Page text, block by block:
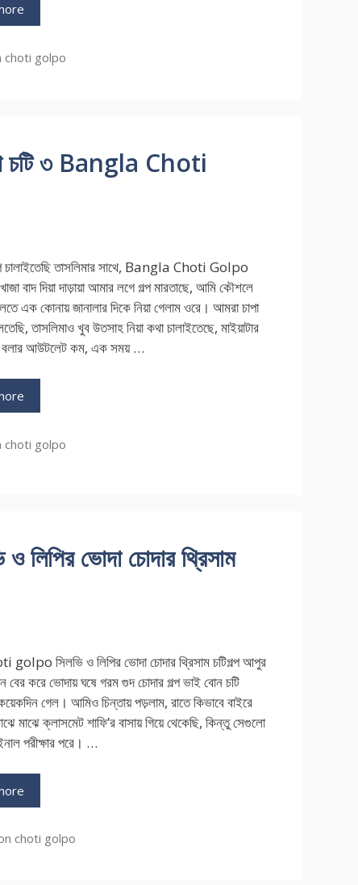
choti golpo
চটি ৩ Bangla Choti
চালাইতেছি তাসলিমার সাথে, Bangla Choti Golpo
বাদ দিয়া দাড়ায়া আমার লগে গল্প মারতাছে, আমি কৌশলে
এক কোনায় জানালার দিকে নিয়া গেলাম ওরে। আমরা চাপা
তাসলিমাও খুব উতসাহ নিয়া কথা চালাইতেছে, মাইয়াটার
বলার আউটলেট কম, এক সময় …
choti golpo
ভোদা চোদার থ্রিসাম
সিলভি ও লিপির ভোদা চোদার থ্রিসাম চটিগল্প আপুর
বের করে ভোদায় ঘষে গরম গুদ চোদার গল্প ভাই বোন চটি
গেল। আমিও চিন্তায় পড়লাম, রাতে কিভাবে বাইরে
মাঝে ক্লাসমেট শাফি’র বাসায় গিয়ে থেকেছি, কিন্তু সেগুলো
পরীক্ষার পরে। …
choti golpo